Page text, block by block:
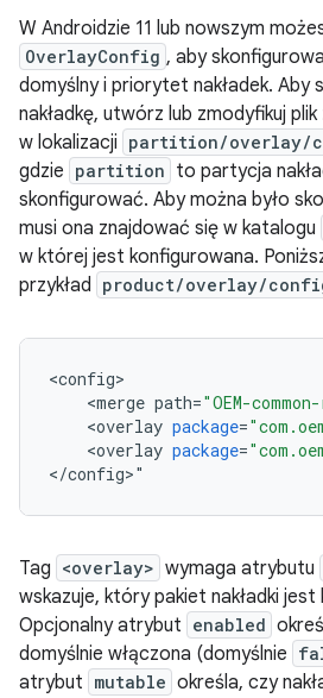
W Androidzie 11 lub nowszym
OverlayConfig , aby
domyślny i priorytet nakładek. Aby
nakładkę, utwórz lub zmodyfikuj
w lokalizacji partition/overlay/
gdzie partition to partycja
skonfigurować. Aby można było
musi ona znajdować się w katalogu
w której jest konfigurowana.
przykład product/overlay/
<config
<merge path="OEM-
<overlay package=
<overlay package=
</config>"
Tag <overlay> wymaga atrybutu
wskazuje, który pakiet nakładki jest
Opcjonalny atrybut enabled
domyślnie włączona (domyślnie
atrybut mutable określa, czy